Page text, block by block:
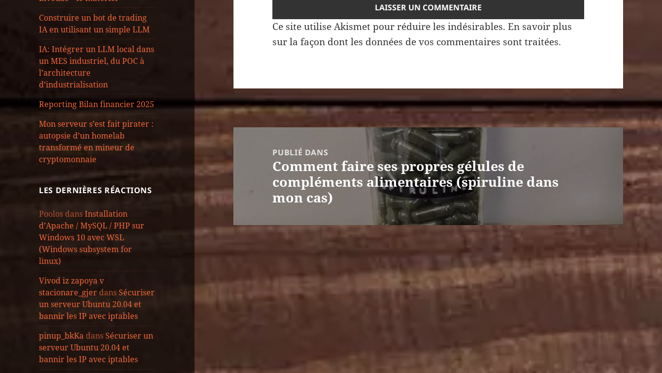
Construire un bot de trading
IA en utilisant un simple LLM
IA: Intégrer un LLM local dans
un MES industriel, du POC à
l’architecture
d’industrialisation
Reporting Bilan financier 2025
Mon serveur s’est fait pirater :
autopsie d’un homelab
transformé en mineur de
cryptomonnaie
LES DERNIÈRES RÉACTIONS
Poolos dansInstallation
d’Apache / MySQL / PHP sur
Windows 10 avec WSL
(Windows subsystem for
linux)
Vivod iz zapoya v
stacionare_gjer dansSécuriser
un serveur Ubuntu 20.04 et
bannir les IP avec iptables
pinup_bkKa dans Sécuriser un
serveur Ubuntu 20.04 et
bannir les IP avec iptables
Ce site utilise Akismet pour réduire les indésirables.En savoir plus
sur la façon dont les données de vos commentaires sont traitées.
l’article
PUBLIÉ DANS
Comment faire ses propres gélules de
compléments alimentaires (spiruline dans
mon cas)